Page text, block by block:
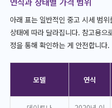
아래 표는 일반적인 중고 시세 범
상태에 따라 달라집니다. 참고용으
정을 통해 확인하는 게 안전합니다.
모델 연식